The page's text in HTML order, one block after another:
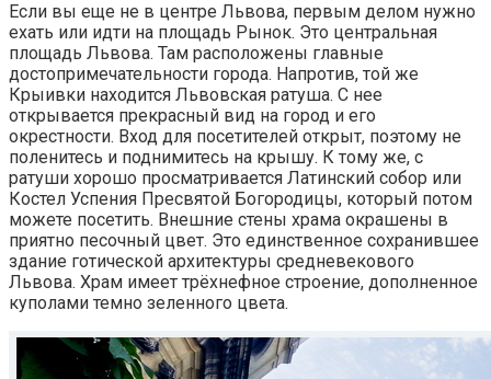
Если вы еще не в центре Львова, первым делом нужно
ехать или идти на площадь Рынок. Это центральная
площадь Львова. Там расположены главные
достопримечательности города. Напротив, той же
Крыивки находится Львовская ратуша. С нее
открывается прекрасный вид на город и его
окрестности. Вход для посетителей открыт, поэтому не
поленитесь и поднимитесь на крышу. К тому же, с
ратуши хорошо просматривается Латинский собор или
Костел Успения Пресвятой Богородицы, который потом
можете посетить. Внешние стены храма окрашены в
приятно песочный цвет. Это единственное сохранившее
здание готической архитектуры средневекового
Львова. Храм имеет трёхнефное строение, дополненное
куполами темно зеленного цвета.